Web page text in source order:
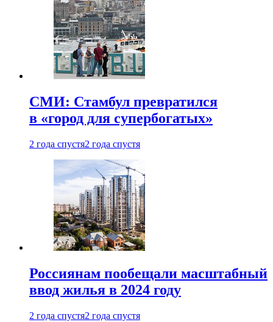
СМИ: Стамбул превратился
в «город для супербогатых»
2 года спустя2 года спустя
Россиянам пообещали масштабный
ввод жилья в 2024 году
2 года спустя2 года спустя